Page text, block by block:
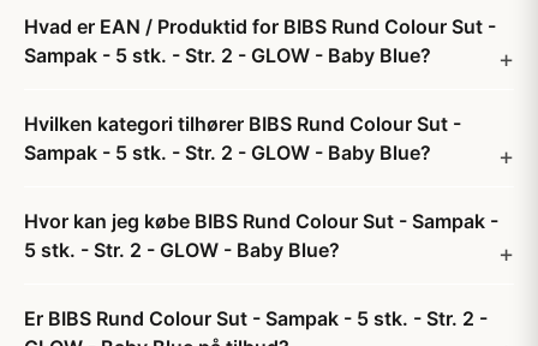
Hvad er EAN / Produktid for BIBS Rund Colour Sut -
Sampak - 5 stk. - Str. 2 - GLOW - Baby Blue?
Hvilken kategori tilhører BIBS Rund Colour Sut -
Sampak - 5 stk. - Str. 2 - GLOW - Baby Blue?
Hvor kan jeg købe BIBS Rund Colour Sut - Sampak -
5 stk. - Str. 2 - GLOW - Baby Blue?
Er BIBS Rund Colour Sut - Sampak - 5 stk. - Str. 2 -